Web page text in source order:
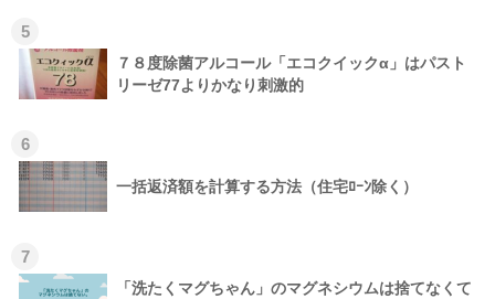
5
７８度除菌アルコール「エコクイックα」はパスト
リーゼ77よりかなり刺激的
6
一括返済額を計算する方法（住宅ﾛｰﾝ除く）
7
「洗たくマグちゃん」のマグネシウムは捨てなくて